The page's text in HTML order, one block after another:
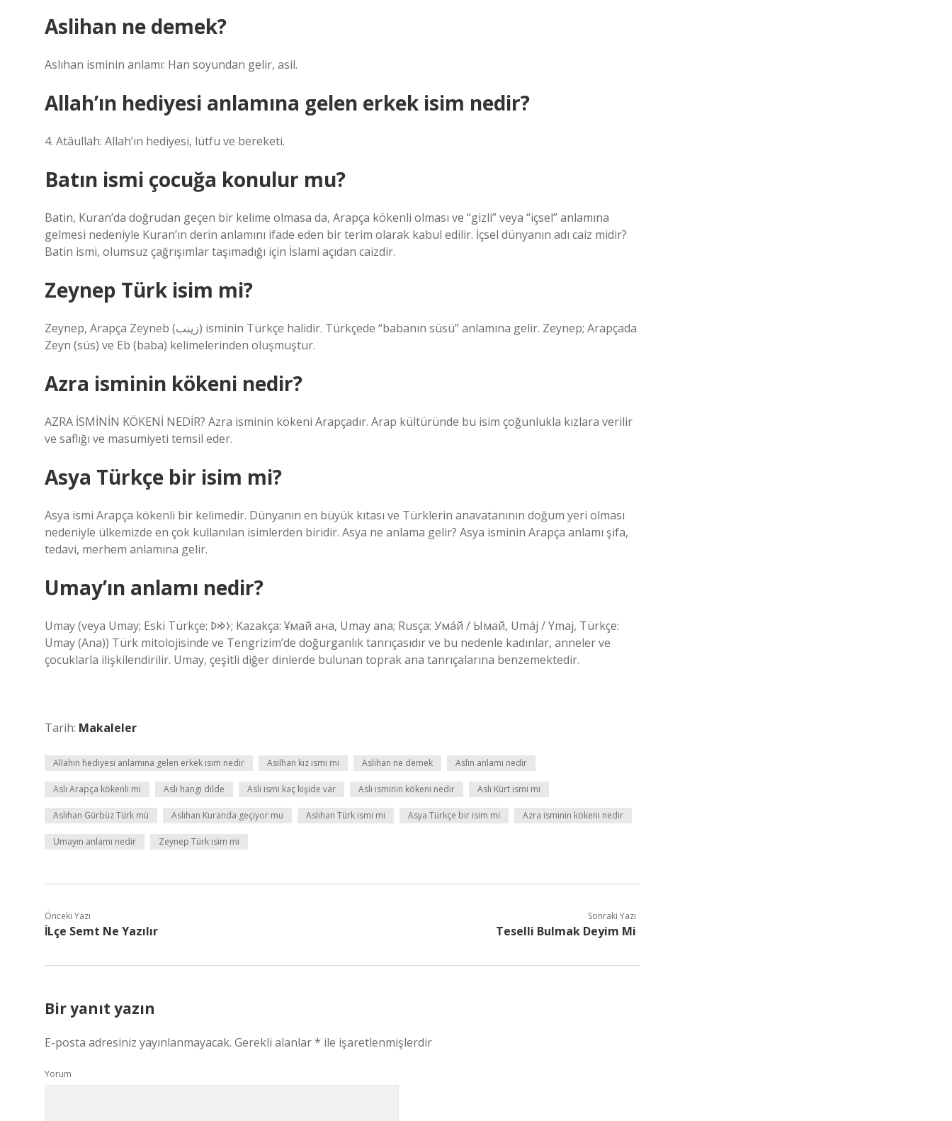
Aslihan ne demek?
Aslıhan isminin anlamı: Han soyundan gelir, asil.
Allah’ın hediyesi anlamına gelen erkek isim nedir?
4. Atâullah: Allah’ın hediyesi, lütfu ve bereketi.
Batın ismi çocuğa konulur mu?
Batin, Kuran’da doğrudan geçen bir kelime olmasa da, Arapça kökenli olması ve “gizli” veya “içsel” anlamına
gelmesi nedeniyle Kuran’ın derin anlamını ifade eden bir terim olarak kabul edilir. İçsel dünyanın adı caiz midir?
Batin ismi, olumsuz çağrışımlar taşımadığı için İslami açıdan caizdir.
Zeynep Türk isim mi?
Zeynep, Arapça Zeyneb (زينب) isminin Türkçe halidir. Türkçede “babanın süsü” anlamına gelir. Zeynep; Arapçada
Zeyn (süs) ve Eb (baba) kelimelerinden oluşmuştur.
Azra isminin kökeni nedir?
AZRA İSMİNİN KÖKENİ NEDİR? Azra isminin kökeni Arapçadır. Arap kültüründe bu isim çoğunlukla kızlara verilir
ve saflığı ve masumiyeti temsil eder.
Asya Türkçe bir isim mi?
Asya ismi Arapça kökenli bir kelimedir. Dünyanın en büyük kıtası ve Türklerin anavatanının doğum yeri olması
nedeniyle ülkemizde en çok kullanılan isimlerden biridir. Asya ne anlama gelir? Asya isminin Arapça anlamı şifa,
tedavi, merhem anlamına gelir.
Umay’ın anlamı nedir?
Umay (veya Umay; Eski Türkçe: 𐰆𐰢𐰖; Kazakça: Ұмай aна, Umay ana; Rusça: Ума́й / Ымай, Umáj / Ymaj, Türkçe:
Umay (Ana)) Türk mitolojisinde ve Tengrizim’de doğurganlık tanrıçasıdır ve bu nedenle kadınlar, anneler ve
çocuklarla ilişkilendirilir. Umay, çeşitli diğer dinlerde bulunan toprak ana tanrıçalarına benzemektedir.
Tarih: Makaleler
Allahın hediyesi anlamına gelen erkek isim nedir Asilhan kız ismi mi Aslihan ne demek Aslin anlamı nedir
Aslı Arapça kökenli mi Aslı hangi dilde Aslı ismi kaç kişide var Aslı isminin kökeni nedir Aslı Kürt ismi mi
Aslıhan Gürbüz Türk mü Aslıhan Kuranda geçiyor mu Aslıhan Türk ismi mi Asya Türkçe bir isim mi Azra isminin kökeni nedir
Umayın anlamı nedir Zeynep Türk isim mi
Önceki Yazı
İLçe Semt Ne Yazılır
Sonraki Yazı
Teselli Bulmak Deyim Mi
Bir yanıt yazın
E-posta adresiniz yayınlanmayacak. Gerekli alanlar* ile işaretlenmişlerdir
Yorum